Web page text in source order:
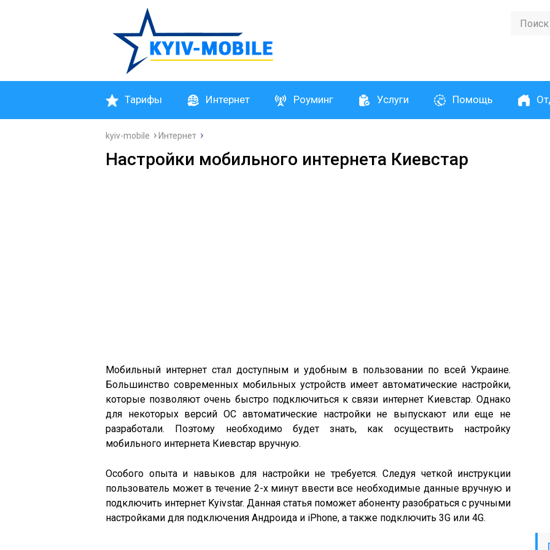
Тарифы Интернет Роуминг Услуги Помощь
kyiv-mobile Интернет
Настройки мобильного интернета Киевстар
Мобильный интернет стал доступным и удобным в пользовании по всей Украине.
Большинство современных мобильных устройств имеет автоматические настройки,
которые позволяют очень быстро подключиться к связи интернет Киевстар. Однако
для некоторых версий ОС автоматические настройки не выпускают или еще не
разработали. Поэтому необходимо будет знать, как осуществить настройку
мобильного интернета Киевстар вручную.
Особого опыта и навыков для настройки не требуется. Следуя четкой инструкции
пользователь может в течение 2-х минут ввести все необходимые данные вручную и
подключить интернет Kyivstar. Данная статья поможет абоненту разобраться с ручными
настройками для подключения Андроида и iPhone, а также подключить 3G или 4G.